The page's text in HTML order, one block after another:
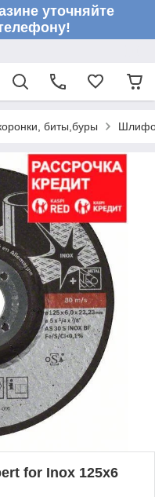
уточняйте
биты,буры
for Inox 125x6